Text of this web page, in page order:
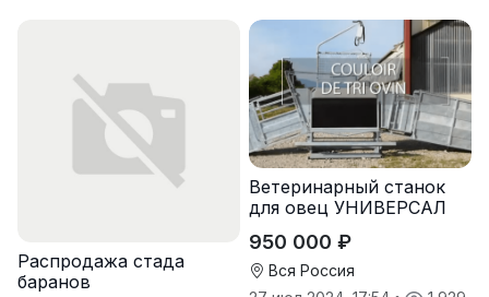
Распродажа стада
баранов
Ветеринарный станок
для овец УНИВЕРСАЛ
950 000 ₽
Вся Россия